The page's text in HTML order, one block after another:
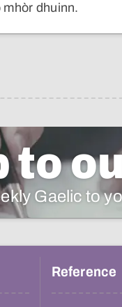
mhòr dhuinn.
to
Gaelic to
Reference